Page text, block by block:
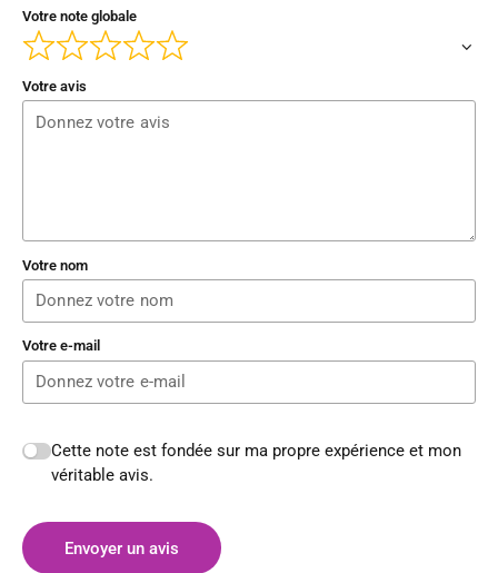
Votre note globale
Votre avis
Votre nom
Votre e-mail
Cette note est fondée sur ma propre expérience et mon
véritable avis.
Envoyer un avis